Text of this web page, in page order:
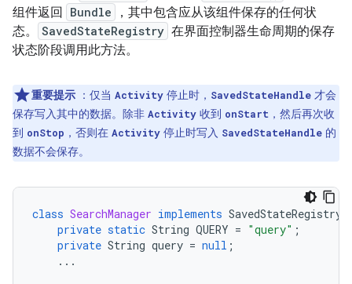
组件返回
Bundle
，其中包含应从该组件保存的任何状
态。
SavedStateRegistry 在界面控制器生命周期的保存
状态阶段调用此方法。
重要提示 ：仅当 Activity 停止时， SavedStateHandle 才会
保存写入其中的数据。除非 Activity 收到 onStart ，然后再次收
到 onStop ，否则在 Activity 停止时写入 SavedStateHandle 的
数据不会保存。
class SearchManager implements SavedStateRegistry
private static String QUERY = "query" ;
private String query = null ;
...